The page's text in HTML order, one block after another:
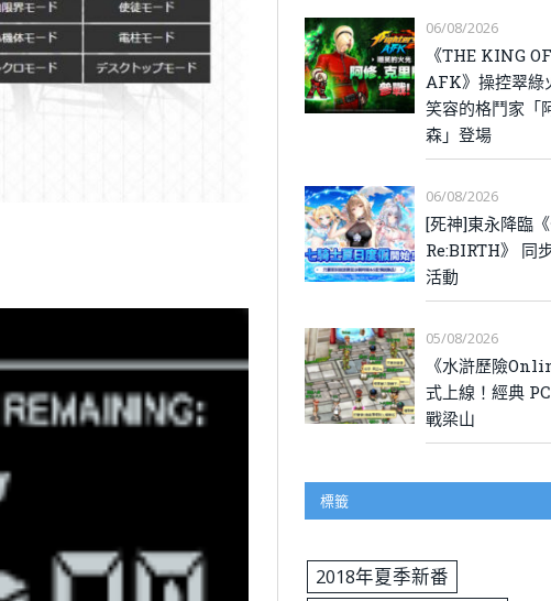
06/08/2026
《THE KING
AFK》操控翠綠
笑容的格鬥家「
森」登場
06/08/2026
[死神]東永降臨
Re:BIRTH》 同
活動
05/08/2026
《水滸歷險
式上線！經典
戰梁山
標籤
2018年夏季新番